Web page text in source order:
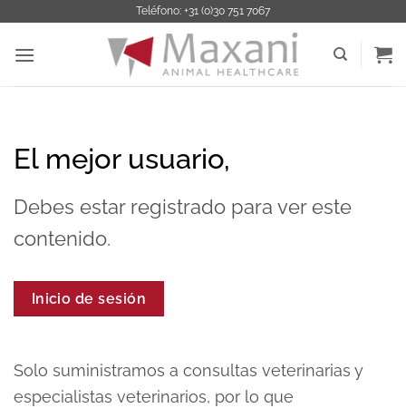
contenido
Teléfono: +31 (0)30 751 7067
El mejor usuario,
Debes estar registrado para ver este
contenido.
Inicio de sesión
Solo suministramos a consultas veterinarias y
especialistas veterinarios, por lo que